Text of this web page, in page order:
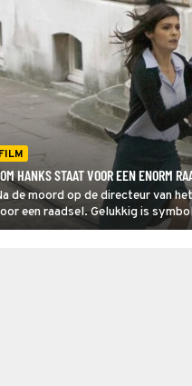
FILM
HANKS STAAT VOOR EEN ENORM
de moord op de directeur van
een raadsel. Gelukkig is